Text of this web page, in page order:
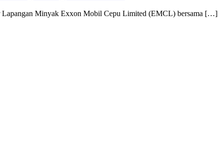
Lapangan Minyak Exxon Mobil Cepu Limited (EMCL) bersama […]